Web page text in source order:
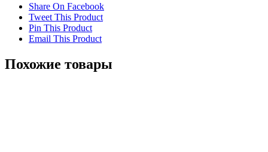
Share On Facebook
Tweet This Product
Pin This Product
Email This Product
Похожие товары